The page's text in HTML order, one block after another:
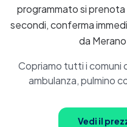
programmato si prenota
secondi, conferma
da
Copriamo tutti i comuni
ambulanza, pulmino
Vedi il